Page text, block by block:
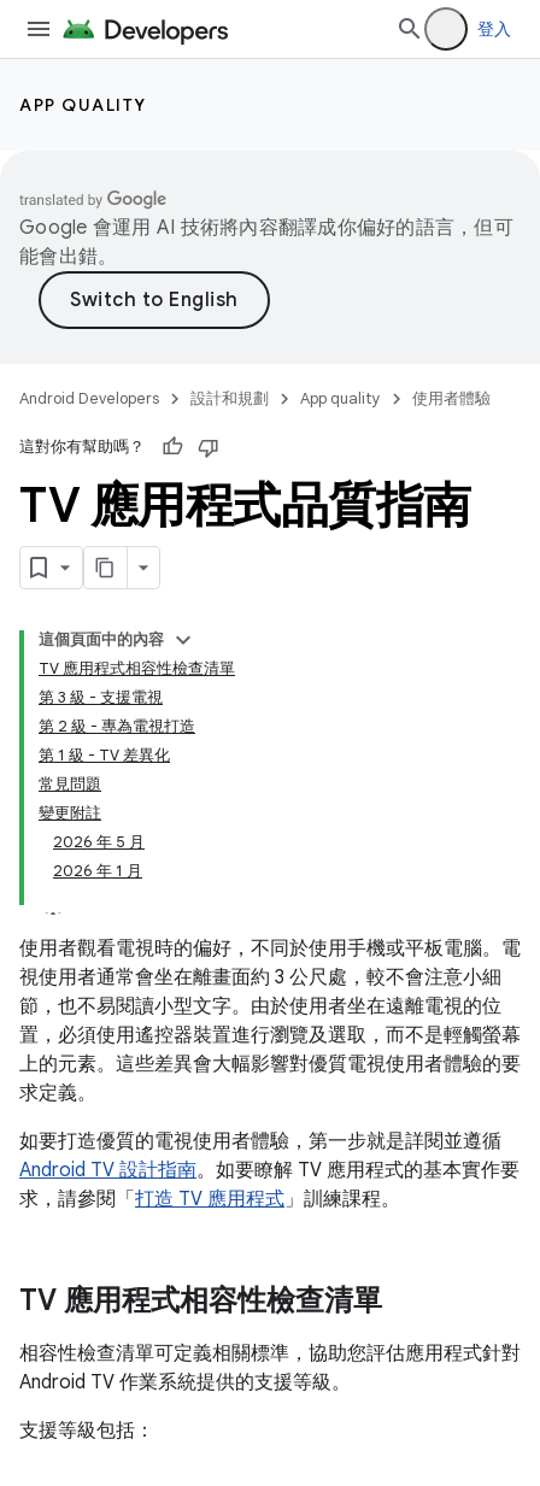
登入
APP QUALITY
Google 會運用 AI 技術將內容翻譯成你偏好的語言，但可
能會出錯。
Android Developers 設計和規劃 App quality 使用者體驗
這對你有幫助嗎？
TV 應用程式品質指南
這個頁面中的內容
TV 應用程式相容性檢查清單
第 3 級 - 支援電視
第 2 級 - 專為電視打造
第 1 級 - TV 差異化
常見問題
變更附註
2026 年 5 月
2026 年 1 月
使用者觀看電視時的偏好，不同於使用手機或平板電腦。電
視使用者通常會坐在離畫面約 3 公尺處，較不會注意小細
節，也不易閱讀小型文字。由於使用者坐在遠離電視的位
置，必須使用遙控器裝置進行瀏覽及選取，而不是輕觸螢幕
上的元素。這些差異會大幅影響對優質電視使用者體驗的要
求定義。
如要打造優質的電視使用者體驗，第一步就是詳閱並遵循
Android TV 設計指南。如要瞭解 TV 應用程式的基本實作要
求，請參閱「 打造 TV 應用程式」訓練課程。
TV 應用程式相容性檢查清單
相容性檢查清單可定義相關標準，協助您評估應用程式針對
Android TV 作業系統提供的支援等級。
支援等級包括：